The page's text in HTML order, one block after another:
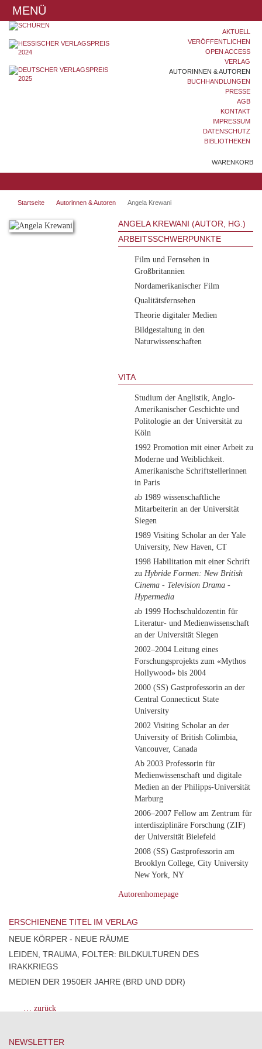
MENÜ
AKTUELL
VERÖFFENTLICHEN
OPEN ACCESS
VERLAG
AUTORINNEN & AUTOREN
BUCHHANDLUNGEN
PRESSE
AGB
KONTAKT
IMPRESSUM
DATENSCHUTZ
BIBLIOTHEKEN
WARENKORB
Startseite Autorinnen & Autoren Angela Krewani
ANGELA KREWANI (AUTOR, HG.)
ARBEITSSCHWERPUNKTE
Film und Fernsehen in
Großbritannien
Nordamerikanischer Film
Qualitätsfernsehen
Theorie digitaler Medien
Bildgestaltung in den
Naturwissenschaften
VITA
Studium der Anglistik, Anglo-
Amerikanischer Geschichte und
Politologie an der Universität zu
Köln
1992 Promotion mit einer Arbeit zu
Moderne und Weiblichkeit.
Amerikanische Schriftstellerinnen
in Paris
ab 1989 wissenschaftliche
Mitarbeiterin an der Universität
Siegen
1989 Visiting Scholar an der Yale
University, New Haven, CT
1998 Habilitation mit einer Schrift
zu Hybride Formen: New British
Cinema - Television Drama -
Hypermedia
ab 1999 Hochschuldozentin für
Literatur- und Medienwissenschaft
an der Universität Siegen
2002–2004 Leitung eines
Forschungsprojekts zum «Mythos
Hollywood» bis 2004
2000 (SS) Gastprofessorin an der
Central Connecticut State
University
2002 Visiting Scholar an der
University of British Colimbia,
Vancouver, Canada
Ab 2003 Professorin für
Medienwissenschaft und digitale
Medien an der Philipps-Universität
Marburg
2006–2007 Fellow am Zentrum für
interdisziplinäre Forschung (ZIF)
der Universität Bielefeld
2008 (SS) Gastprofessorin am
Brooklyn College, City University
New York, NY
Autorenhomepage
ERSCHIENENE TITEL IM VERLAG
NEUE KÖRPER - NEUE RÄUME
LEIDEN, TRAUMA, FOLTER: BILDKULTUREN DES
IRAKKRIEGS
MEDIEN DER 1950ER JAHRE (BRD UND DDR)
… zurück
NEWSLETTER